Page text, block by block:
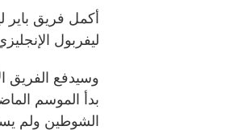
أكمل فريق باير
ليفربول الإنجليزي، مقابل 35 مليون جنيه
بدأ الموسم
الشوطين ولم